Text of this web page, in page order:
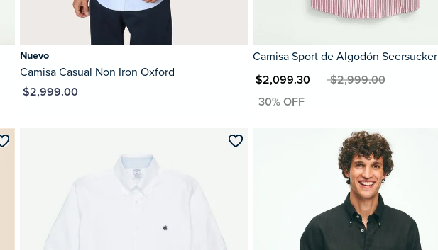
Nuevo
Camisa Casual Non Iron Oxford
MXN $2,999.00
Camisa Sport de Algodón Seersucker
MXN $2,099.30MXN $2,999.00